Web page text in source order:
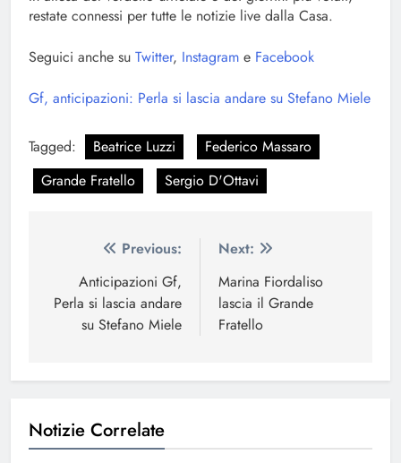
restate connessi per tutte le notizie live dalla Casa.
Seguici anche su Twitter, Instagram e Facebook
Gf, anticipazioni: Perla si lascia andare su Stefano Miele
Tagged: Beatrice Luzzi
Federico Massaro
Grande Fratello
Sergio D'Ottavi
Navigazione
articoli
Previous:
Anticipazioni Gf,
Perla si lascia andare
su Stefano Miele
Next:
Marina Fiordaliso
lascia il Grande
Fratello
Notizie Correlate